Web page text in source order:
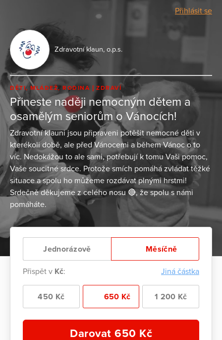
Přihlásit se
Zdravotní klaun, o.p.s.
DĚTI, MLÁDEŽ, RODINA ZDRAVÍ
Přineste naději nemocným dětem a
osamělým seniorům o Vánocích!
Zdravotní klauni jsou připraveni potěšit nemocné děti v
kterékoli době, ale před Vánocemi a během Vánoc o to
víc. Nedokážou to ale sami, potřebují k tomu Vaši pomoc,
Vaše soucitné srdce. Protože smích pomáhá zvládat těžké
situace a spolu ho můžeme rozdávat plnými hrstmi!
Srdečně děkujeme z celého nosu 🔴, že spolu s námi
pomáháte.
Jednorázově Měsíčně
Přispět v Kč: Jiná částka
450 Kč 650 Kč 1 200 Kč
Darovat 650 Kč